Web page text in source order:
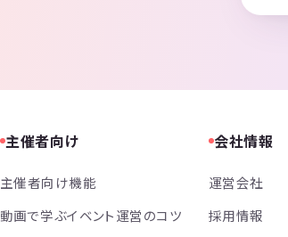
主催者向け
主催者向け機能
動画で学ぶイベント運営のコツ
会社情報
運営会社
採用情報